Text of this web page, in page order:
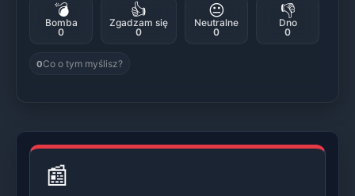
💣
Bomba
0
👍
Zgadzam się
0
😐
Neutralne
0
👎
Dno
0
0Co o tym myślisz?
📰